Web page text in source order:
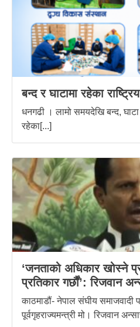
बन्द र घाटामा रहेका
धनगढी । लामो समयदेखि बन्द,
रहेका[...]
‘जनताको अधिकार खोस्ने
प्रतिकार गर्छौं’: रिजवान
काठमाडौं- नेपाल संघीय समाजवादी
पूर्वगृहराज्यमन्त्री मो। रिजवान